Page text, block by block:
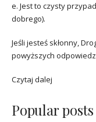
e. Jest to czysty
dobrego).
Jeśli jesteś skłonny,
powyższych
Czytaj dalej
Popular posts